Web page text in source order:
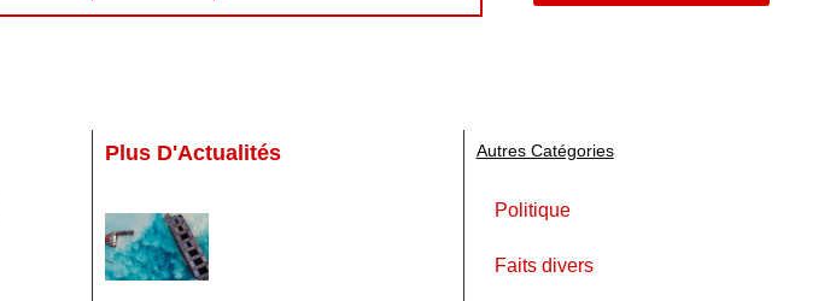
Plus D'Actualités Autres Catégories
Politique
Faits divers